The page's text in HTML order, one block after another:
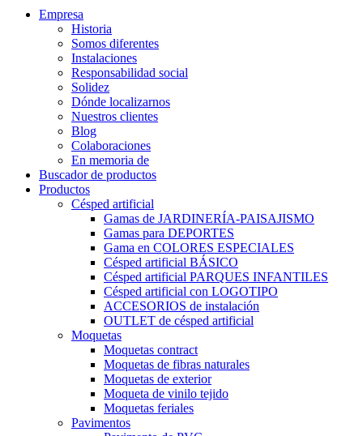
116
96
57
Empresa
Historia
Somos diferentes
Instalaciones
Responsabilidad social
Solidez
Dónde localizarnos
Nuestros clientes
Blog
Colaboraciones
En memoria de
Buscador de productos
Productos
Césped artificial
Gamas de JARDINERÍA-PAISAJISMO
Gamas para DEPORTES
Gama en COLORES ESPECIALES
Césped artificial BÁSICO
Césped artificial PARQUES INFANTILES
Césped artificial con LOGOTIPO
ACCESORIOS de instalación
OUTLET de césped artificial
Moquetas
Moquetas contract
Moquetas de fibras naturales
Moquetas de exterior
Moqueta de vinilo tejido
Moquetas feriales
Pavimentos